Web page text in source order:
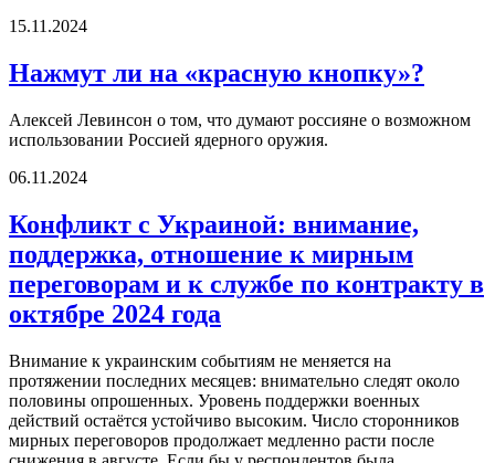
15.11.2024
Нажмут ли на «красную кнопку»?
Алексей Левинсон о том, что думают россияне о возможном
использовании Россией ядерного оружия.
06.11.2024
Конфликт с Украиной: внимание,
поддержка, отношение к мирным
переговорам и к службе по контракту в
октябре 2024 года
Внимание к украинским событиям не меняется на
протяжении последних месяцев: внимательно следят около
половины опрошенных. Уровень поддержки военных
действий остаётся устойчиво высоким. Число сторонников
мирных переговоров продолжает медленно расти после